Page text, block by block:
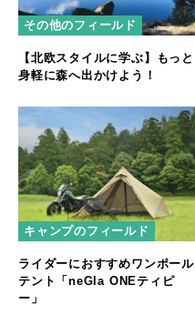
その他のフィールド
【北欧スタイルに学ぶ】もっと
身軽に森へ出かけよう！
キャンプのフィールド
ライダーにおすすめワンポール
テント「neGla ONEティピ
ー」